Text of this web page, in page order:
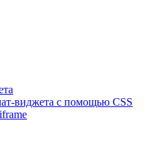
виджета с помощью CSS